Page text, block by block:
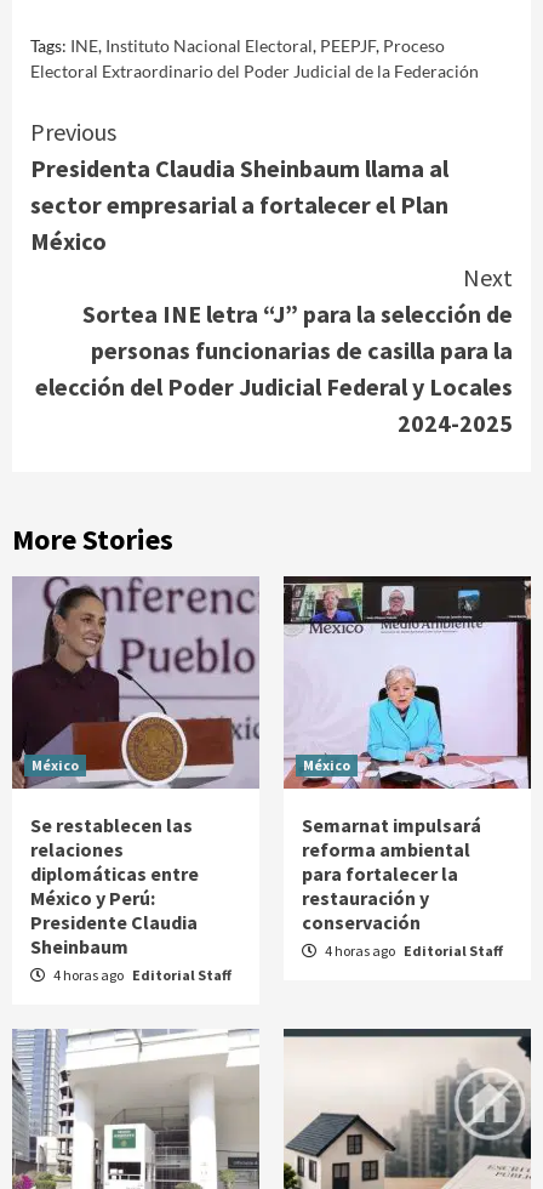
Tags: INE, Instituto Nacional Electoral, PEEPJF, Proceso
Electoral Extraordinario del Poder Judicial de la Federación
Continue
Reading
Previous
Presidenta Claudia Sheinbaum llama al
sector empresarial a fortalecer el Plan
México
Next
Sortea INE letra “J” para la selección de
personas funcionarias de casilla para la
elección del Poder Judicial Federal y Locales
2024-2025
More Stories
México
Se restablecen las
relaciones
diplomáticas entre
México y Perú:
Presidente Claudia
Sheinbaum
4 horas ago Editorial Staff
México
Semarnat impulsará
reforma ambiental
para fortalecer la
restauración y
conservación
4 horas ago Editorial Staff